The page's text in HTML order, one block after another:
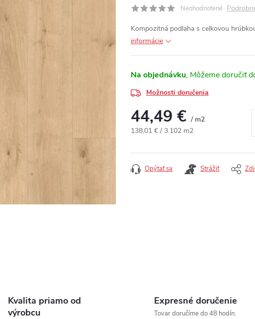
Neohodnotené
Kompozitná podlaha s celkovou
informácie
Na objednávku
Možnosti doručenia
44,49 € / m2
Jednotková cena:
138,01 € / 3.102 m2
Opýtať sa Strážiť
Kvalita priamo od
výrobcu
Expresné doručenie
Tovar doručíme do 48 hodín.